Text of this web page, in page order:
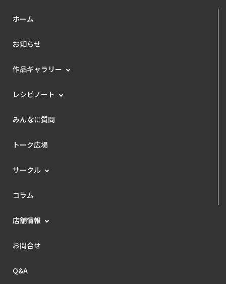
ホーム
お知らせ
作品ギャラリー
レシピノート
みんなに質問
トーク広場
サークル
コラム
店舗情報
お問合せ
Q&A